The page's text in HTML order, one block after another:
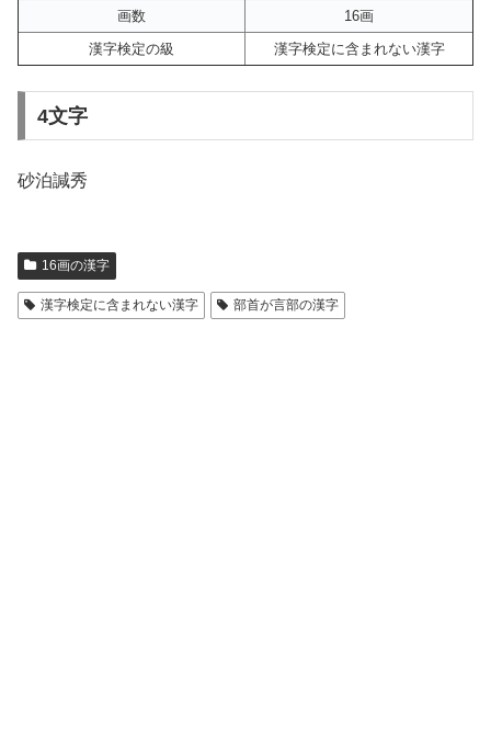
画数
16画
漢字検定の級
漢字検定に含まれない漢字
4文字
砂泊諴秀
16画の漢字
漢字検定に含まれない漢字 部首が言部の漢字